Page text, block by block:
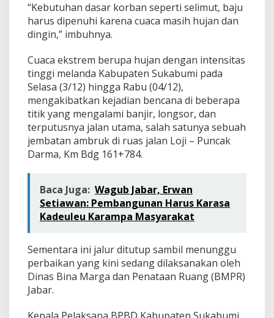
u
m
“Kebutuhan dasar korban seperti selimut, baju
harus dipenuhi karena cuaca masih hujan dan
dingin,” imbuhnya.
Cuaca ekstrem berupa hujan dengan intensitas
tinggi melanda Kabupaten Sukabumi pada
Selasa (3/12) hingga Rabu (04/12),
mengakibatkan kejadian bencana di beberapa
titik yang mengalami banjir, longsor, dan
terputusnya jalan utama, salah satunya sebuah
jembatan ambruk di ruas jalan Loji – Puncak
Darma, Km Bdg 161+784.
Baca Juga: Wagub Jabar, Erwan
Setiawan: Pembangunan Harus Karasa
Kadeuleu Karampa Masyarakat
Sementara ini jalur ditutup sambil menunggu
perbaikan yang kini sedang dilaksanakan oleh
Dinas Bina Marga dan Penataan Ruang (BMPR)
Jabar.